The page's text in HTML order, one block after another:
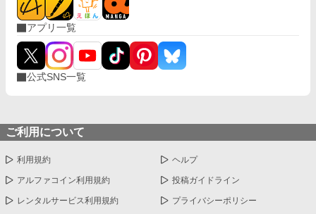
アプリ一覧
公式SNS一覧
ご利用について
利用規約 ヘルプ
アルファコイン利用規約 投稿ガイドライン
レンタルサービス利用規約 プライバシーポリシー